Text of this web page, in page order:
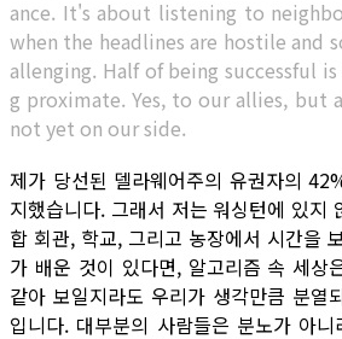
ance. It's about listening to
when the headlines are hostile and
allenging. Half of being successful
g proximate. Yes, to our allies, but
not yet on our side.
제가 당선된 델라웨어주의 유권자의
지했습니다. 그래서 저는 워싱턴에 있지
합 회관, 학교, 그리고 농장에서 시간을
가 배운 것이 있다면, 알고리즘 속 세상
같아 보일지라도 우리가 생각만큼 분열
입니다. 대부분의 사람들은 분노가 아